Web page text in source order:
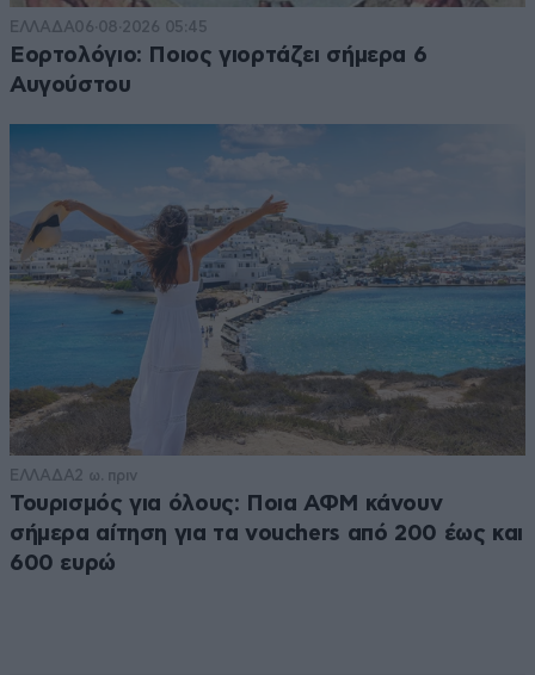
ΕΛΛΑΔΑ06·08·2026 05:45
Εορτολόγιο: Ποιος γιορτάζει σήμερα 6
Αυγούστου
ΕΛΛΑΔΑ2 ω. πριν
Τουρισμός για όλους: Ποια ΑΦΜ κάνουν
σήμερα αίτηση για τα vouchers από 200 έως και
600 ευρώ